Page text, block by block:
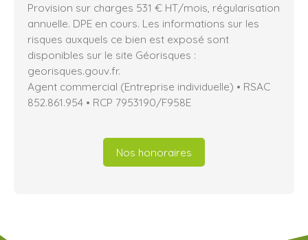
Provision sur charges 531 € HT/mois, régularisation
annuelle. DPE en cours. Les informations sur les
risques auxquels ce bien est exposé sont
disponibles sur le site Géorisques :
georisques.gouv.fr.
Agent commercial (Entreprise individuelle) • RSAC
852.861.954 • RCP 7953190/F958E
Nos honoraires